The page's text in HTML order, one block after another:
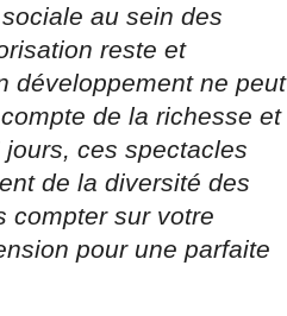
au sein des
reste et
développement ne peut
de la richesse et
ces spectacles
de la diversité des
compter sur votre
pour une parfaite